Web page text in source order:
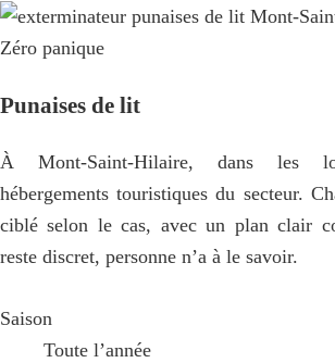
Zéro panique
Punaises de lit
À Mont-Saint-Hilaire, dans les
hébergements touristiques du secteur.
ciblé selon le cas, avec un plan clair
reste discret, personne n’a à le savoir.
Saison
Toute l’année